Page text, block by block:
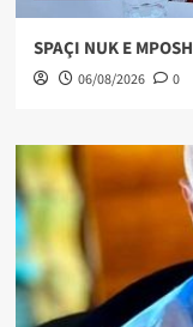
SPAÇI NUK E
06/08/2026 0